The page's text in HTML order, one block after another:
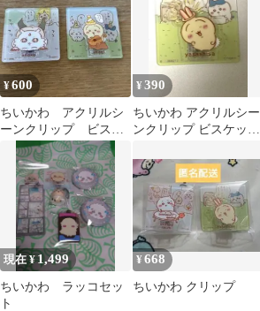
¥600
ちいかわ アクリルシ
ーンクリップ ビスケ
ット
¥390
ちいかわ アクリルシー
ンクリップ ビスケット
現在 ¥1,499
ちいかわ ラッコセッ
ト
¥668
ちいかわ クリップ